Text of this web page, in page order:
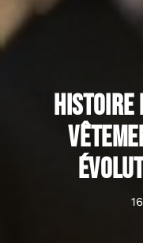
Histoire